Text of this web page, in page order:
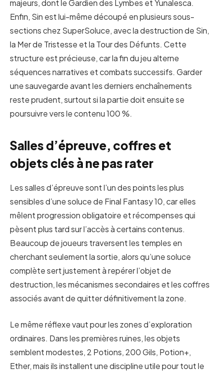
majeurs, dont le Gardien des Lymbes et Yunalesca.
Enfin, Sin est lui-même découpé en plusieurs sous-
sections chez SuperSoluce, avec la destruction de Sin,
la Mer de Tristesse et la Tour des Défunts. Cette
structure est précieuse, car la fin du jeu alterne
séquences narratives et combats successifs. Garder
une sauvegarde avant les derniers enchaînements
reste prudent, surtout si la partie doit ensuite se
poursuivre vers le contenu 100 %.
Salles d’épreuve, coffres et
objets clés à ne pas rater
Les salles d’épreuve sont l’un des points les plus
sensibles d’une soluce de Final Fantasy 10, car elles
mêlent progression obligatoire et récompenses qui
pèsent plus tard sur l’accès à certains contenus.
Beaucoup de joueurs traversent les temples en
cherchant seulement la sortie, alors qu’une soluce
complète sert justement à repérer l’objet de
destruction, les mécanismes secondaires et les coffres
associés avant de quitter définitivement la zone.
Le même réflexe vaut pour les zones d’exploration
ordinaires. Dans les premières ruines, les objets
semblent modestes, 2 Potions, 200 Gils, Potion+,
Ether, mais ils installent une discipline utile pour tout le